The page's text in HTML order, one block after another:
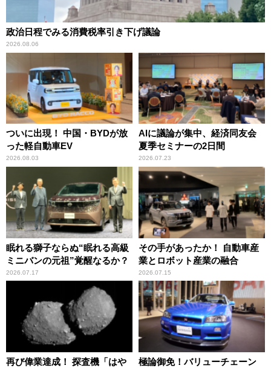
政治日程でみる消費税率引き下げ議論
2026.08.06
ついに出現！ 中国・BYDが放
った軽自動車EV
2026.08.03
AIに議論が集中、経済同友会
夏季セミナーの2日間
2026.07.23
眠れる獅子ならぬ“眠れる高級
ミニバンの元祖”覚醒なるか？
2026.07.17
その手があったか！ 自動車産
業とロボット産業の融合
2026.07.15
再び偉業達成！ 探査機「はや
極論御免！バリューチェーン